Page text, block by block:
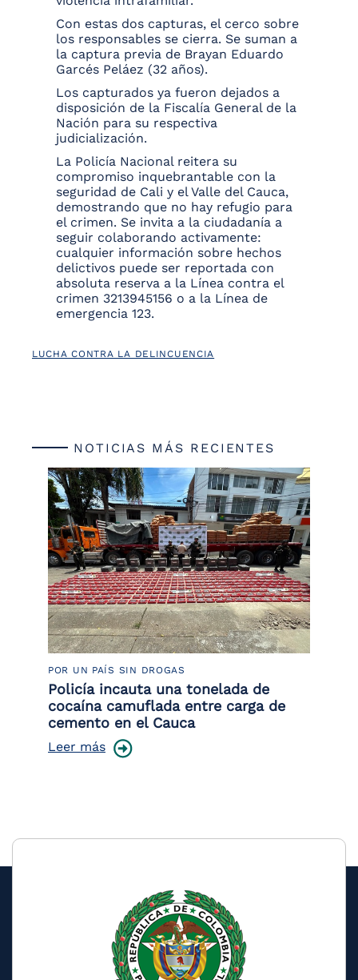
Con estas dos capturas, el cerco sobre
los responsables se cierra. Se suman a
la captura previa de Brayan Eduardo
Garcés Peláez (32 años).
Los capturados ya fueron dejados a
disposición de la Fiscalía General de la
Nación para su respectiva
judicialización.
La Policía Nacional reitera su
compromiso inquebrantable con la
seguridad de Cali y el Valle del Cauca,
demostrando que no hay refugio para
el crimen. Se invita a la ciudadanía a
seguir colaborando activamente:
cualquier información sobre hechos
delictivos puede ser reportada con
absoluta reserva a la Línea contra el
crimen 3213945156 o a la Línea de
emergencia 123.
LUCHA CONTRA LA DELINCUENCIA
NOTICIAS MÁS RECIENTES
POR UN PAÍS SIN DROGAS
Policía incauta una tonelada de
cocaína camuflada entre carga de
cemento en el Cauca
Leer más